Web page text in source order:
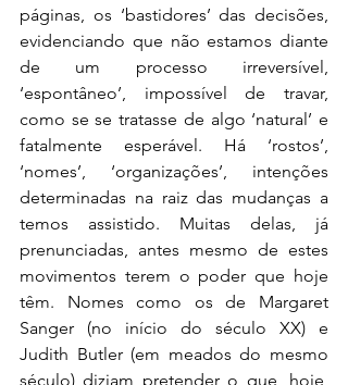
páginas, os ‘bastidores’ das decisões,
evidenciando que não estamos diante
de um processo irreversível,
‘espontâneo’, impossível de travar,
como se se tratasse de algo ‘natural’ e
fatalmente esperável. Há ‘rostos’,
‘nomes’, ‘organizações’, intenções
determinadas na raiz das mudanças a
temos assistido. Muitas delas, já
prenunciadas, antes mesmo de estes
movimentos terem o poder que hoje
têm. Nomes como os de Margaret
Sanger (no início do século XX) e
Judith Butler (em meados do mesmo
século) diziam pretender o que, hoje,